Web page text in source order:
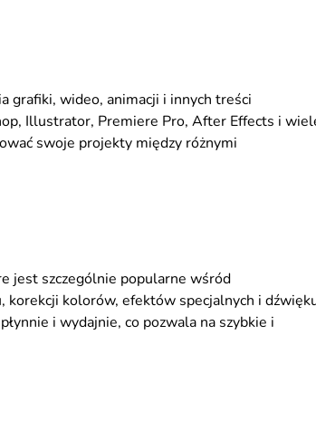
grafiki, wideo, animacji i innych treści
Illustrator, Premiere Pro, After Effects i
swoje projekty między różnymi
jest szczególnie popularne wśród
korekcji kolorów, efektów specjalnych i
i wydajnie, co pozwala na szybkie i